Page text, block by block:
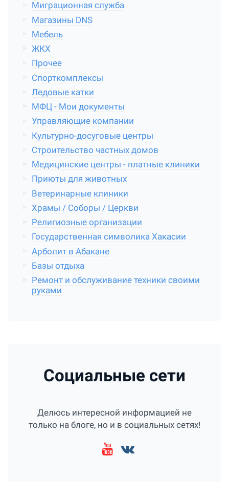
Миграционная служба
Магазины DNS
Мебель
ЖКХ
Прочее
Спорткомплексы
Ледовые катки
МФЦ - Мои документы
Управляющие компании
Культурно-досуговые центры
Строительство частных домов
Медицинские центры - платные клиники
Приюты для животных
Ветеринарные клиники
Храмы / Соборы / Церкви
Религиозные организации
Государственная символика Хакасии
Арболит в Абакане
Базы отдыха
Ремонт и обслуживание техники своими
руками
Социальные сети
Делюсь интересной информацией не
только на блоге, но и в социальных сетях!